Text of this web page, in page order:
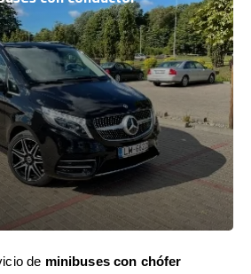
de minibuses con chófer